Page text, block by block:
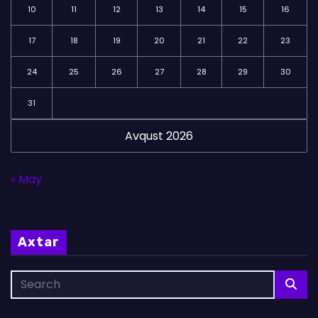
Avqust 2026
10 11 12 13 14 15 16
17 18 19 20 21 22 23
24 25 26 27 28 29 30
31
« May
Axtar